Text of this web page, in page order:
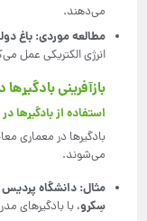
می‌دهند.
مطالعه موردی:باغ
انرژی الکتریکی عمل
بازآفرینی
استفاده از بادگیرها
بادگیرها در معماری
می‌شوند.
مثال:دانشگاه
سِکرو، با بادگیرهای